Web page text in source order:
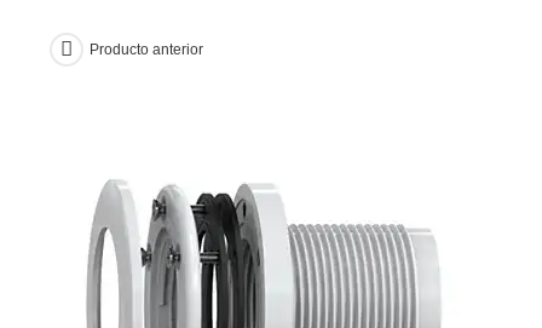
Producto anterior